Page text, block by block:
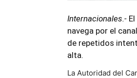
Internacionales.-
navega por el
de repetidos
alta.
La Autoridad del